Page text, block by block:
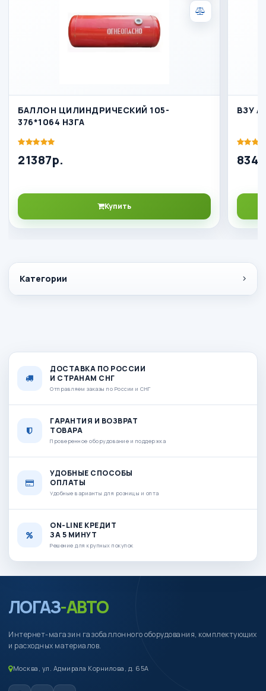
Категории
БАЛЛОН ЦИЛИНДРИЧЕСКИЙ 105-
376*1064 НЗГА
21387р.
Купить
ВЗУ
ДОСТАВКА ПО РОССИИ
И СТРАНАМ СНГ
Отправляем заказы по России и СНГ
ГАРАНТИЯ И ВОЗВРАТ
ТОВАРА
Проверенное оборудование и поддержка
УДОБНЫЕ СПОСОБЫ
ОПЛАТЫ
Удобные варианты для розницы и опта
ON-LINE КРЕДИТ
ЗА 5 МИНУТ
Решение для крупных покупок
ЛОГАЗ-АВТО
Интернет-магазин газобаллонного оборудования, комплектующих
и расходных материалов.
Москва, ул. Адмирала Корнилова, д. 65А